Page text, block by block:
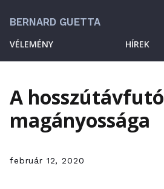
BERNARD GUETTA
VÉLEMÉNY HÍREK
A hosszútávfutó
magányossága
február 12, 2020